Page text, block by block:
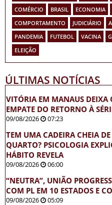
COMÉRCIO
BRASIL ECONOMIA
COMPORTAMENTO
JUDICIÁRIO
PANDEMIA
FUTEBOL VACINA
ELEIÇÃO
ÚLTIMAS NOTÍCIAS
VITÓRIA EM MANAUS DEIXA
EMPATE DO RETORNO À
09/08/2026 07:23
TEM UMA CADEIRA CHEIA
QUARTO? PSICOLOGIA
HÁBITO REVELA
09/08/2026 06:00
“NEUTRA”, UNIÃO
COM PL EM 10 ESTADOS E
09/08/2026 05:09